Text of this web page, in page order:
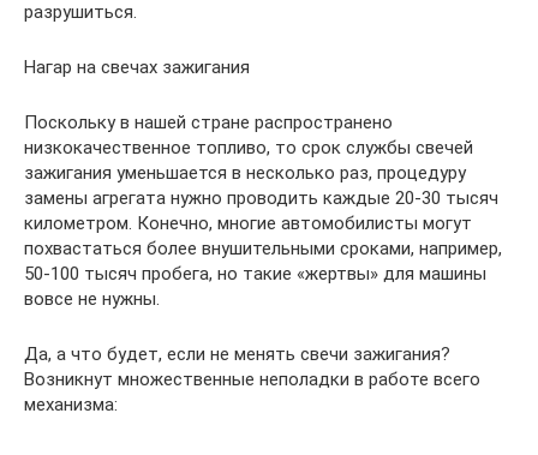
разрушиться.
Нагар на свечах зажигания
Поскольку в нашей стране распространено
низкокачественное топливо, то срок службы свечей
зажигания уменьшается в несколько раз, процедуру
замены агрегата нужно проводить каждые 20-30 тысяч
километром. Конечно, многие автомобилисты могут
похвастаться более внушительными сроками, например,
50-100 тысяч пробега, но такие «жертвы» для машины
вовсе не нужны.
Да, а что будет, если не менять свечи зажигания?
Возникнут множественные неполадки в работе всего
механизма: